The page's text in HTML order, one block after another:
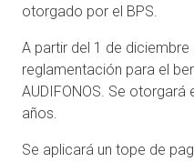
otorgado por el BPS.
A partir del 1 de
reglamentación para el
AUDIFONOS. Se
años.
Se aplicará un tope de